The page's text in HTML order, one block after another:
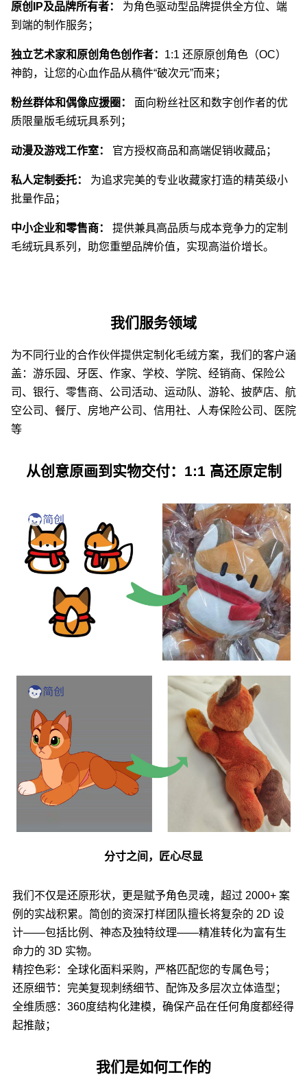
原创IP及品牌所有者：
为角色驱动型品牌提供全方位、端
到端的制作服务；
独立艺术家和原创角色创作者： 1:1 还原原创角色（OC）
神韵，让您的心血作品从稿件“破次元”而来；
粉丝群体和偶像应援圈：
面向粉丝社区和数字创作者的优
质限量版毛绒玩具系列；
动漫及游戏工作室： 官方授权商品和高端促销收藏品；
私人定制委托：
为追求完美的专业收藏家打造的精英级小
批量作品；
中小企业和零售商：
提供兼具高品质与成本竞争力的定制
毛绒玩具系列，助您重塑品牌价值，实现高溢价增长。
我们服务领域
为不同行业的合作伙伴提供定制化毛绒方案，我们的客户涵
盖：游乐园、牙医、作家、学校、学院、经销商、保险公
司、银行、零售商、公司活动、运动队、游轮、披萨店、航
空公司、餐厅、房地产公司、信用社、人寿保险公司、医院
等
从创意原画到实物交付：1:1 高还原定制
分寸之间，匠心尽显
我们不仅是还原形状，更是赋予角色灵魂，超过 2000+ 案
例的实战积累。简创的资深打样团队擅长将复杂的 2D 设
计——包括比例、神态及独特纹理——精准转化为富有生
命力的 3D 实物。
精控色彩：全球化面料采购，严格匹配您的专属色号；
还原细节：完美复现刺绣细节、配饰及多层次立体造型；
全维质感：360度结构化建模，确保产品在任何角度都经得
起推敲；
我们是如何工作的